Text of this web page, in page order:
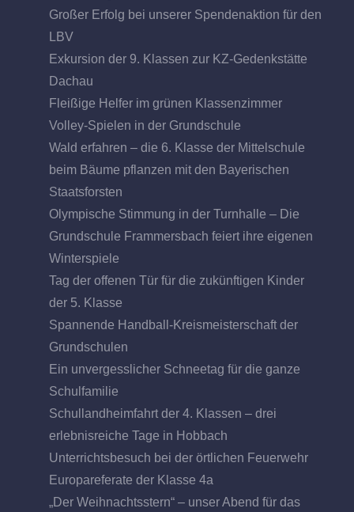
Großer Erfolg bei unserer Spendenaktion für den
LBV
Exkursion der 9. Klassen zur KZ-Gedenkstätte
Dachau
Fleißige Helfer im grünen Klassenzimmer
Volley-Spielen in der Grundschule
Wald erfahren – die 6. Klasse der Mittelschule
beim Bäume pflanzen mit den Bayerischen
Staatsforsten
Olympische Stimmung in der Turnhalle – Die
Grundschule Frammersbach feiert ihre eigenen
Winterspiele
Tag der offenen Tür für die zukünftigen Kinder
der 5. Klasse
Spannende Handball-Kreismeisterschaft der
Grundschulen
Ein unvergesslicher Schneetag für die ganze
Schulfamilie
Schullandheimfahrt der 4. Klassen – drei
erlebnisreiche Tage in Hobbach
Unterrichtsbesuch bei der örtlichen Feuerwehr
Europareferate der Klasse 4a
„Der Weihnachtsstern“ – unser Abend für das